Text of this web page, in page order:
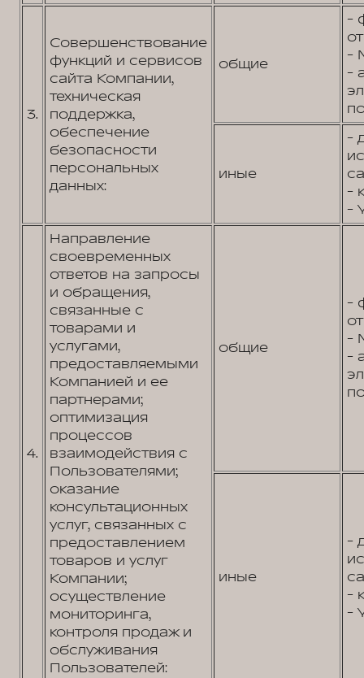
3.
Совершенствование
функций и сервисов
сайта Компании,
техническая
поддержка,
обеспечение
безопасности
персональных
данных:
общие
-
-
-
иные
-
-
-
4.
Направление
своевременных
ответов на запросы
и обращения,
связанные с
товарами и
услугами,
предоставляемыми
Компанией и ее
партнерами;
оптимизация
процессов
взаимодействия с
Пользователями;
оказание
консультационных
услуг, связанных с
предоставлением
товаров и услуг
Компании;
осуществление
мониторинга,
контроля продаж и
обслуживания
Пользователей:
общие
-
-
-
иные
-
-
-